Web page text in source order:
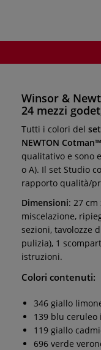
Winsor &
24 mezzi
Tutti i colori del
NEWTON Cotman™
qualitativo e sono
o A). Il set Studio
rapporto qualità/
Dimensioni: 27 cm
miscelazione,
sezioni, tavolozze
pulizia), 1
istruzioni.
Colori contenuti:
346 giallo
139 blu ceruleo
119 giallo
696 verde